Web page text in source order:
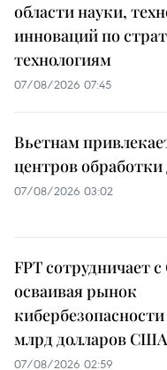
области науки,
инноваций по
технологиям
07/08/2026 07:45
Вьетнам
центров
07/08/2026 03:02
FPT сотрудничает
осваивая рынок
млрд долларов США
07/08/2026 02:59